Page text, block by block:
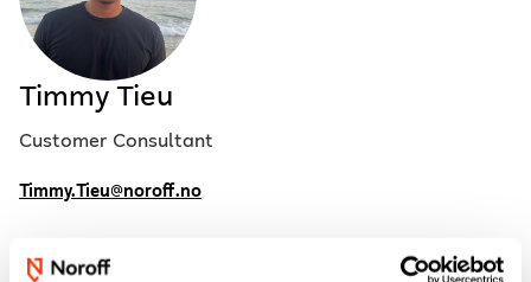
Timmy Tieu
Customer Consultant
Timmy.Tieu@noroff.no
Jobber med opptak og veiledning av søkere gjennom